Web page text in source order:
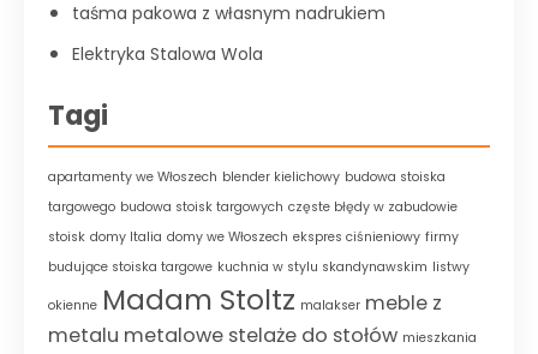
taśma pakowa z własnym nadrukiem
Elektryka Stalowa Wola
Tagi
apartamenty we Włoszech blender kielichowy budowa stoiska
targowego budowa stoisk targowych częste błędy w zabudowie
stoisk domy Italia domy we Włoszech ekspres ciśnieniowy firmy
budujące stoiska targowe kuchnia w stylu skandynawskim listwy
okienne Madam Stoltz malakser meble z
metalu metalowe stelaże do stołów mieszkania